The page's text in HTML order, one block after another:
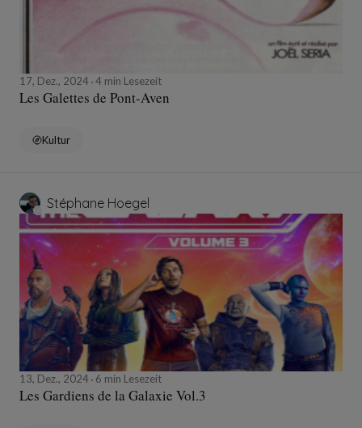
17, Dez., 2024 4 min Lesezeit
Les Galettes de Pont-Aven
Kultur
Stéphane Hoegel
13, Dez., 2024 6 min Lesezeit
Les Gardiens de la Galaxie Vol.3